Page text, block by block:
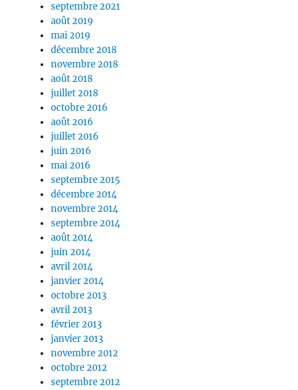
septembre 2021
août 2019
mai 2019
décembre 2018
novembre 2018
août 2018
juillet 2018
octobre 2016
août 2016
juillet 2016
juin 2016
mai 2016
septembre 2015
décembre 2014
novembre 2014
septembre 2014
août 2014
juin 2014
avril 2014
janvier 2014
octobre 2013
avril 2013
février 2013
janvier 2013
novembre 2012
octobre 2012
septembre 2012